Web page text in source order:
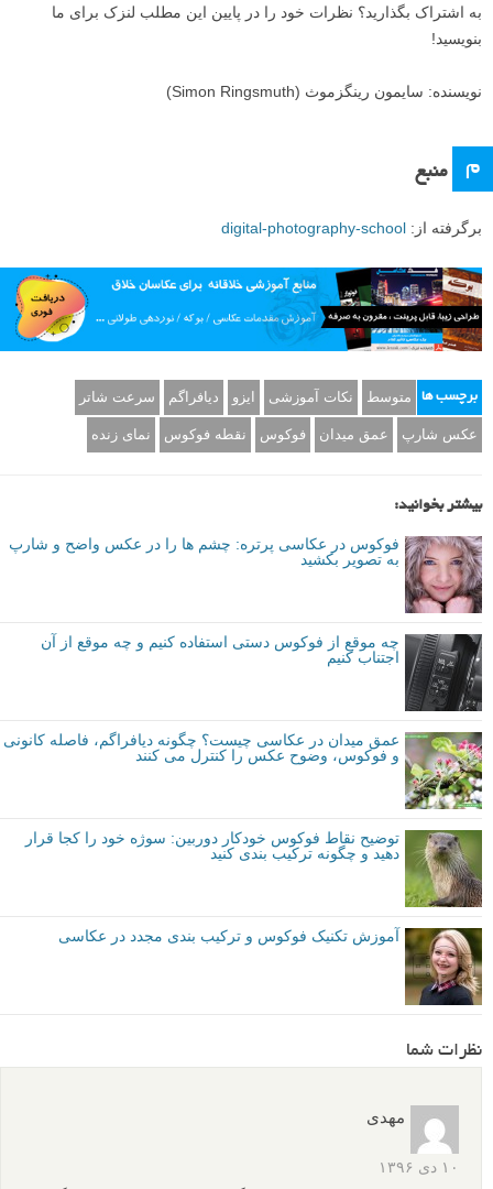
به اشتراک بگذارید؟ نظرات خود را در پایین این مطلب لنزک برای ما
بنویسید!
نویسنده: سایمون رینگزموث (Simon Ringsmuth)
م منبع
برگرفته از:
برچسب ها متوسط نکات آموزشی ایزو دیافراگم سرعت شاتر
عکس شارپ عمق میدان فوکوس نقطه فوکوس نمای زنده
بیشتر بخوانید:
فوکوس در عکاسی پرتره: چشم ها را در عکس واضح و شارپ
به تصویر بکشید
چه موقع از فوکوس دستی استفاده کنیم و چه موقع از آن
اجتناب کنیم
عمق میدان در عکاسی چیست؟ چگونه دیافراگم، فاصله کانونی
و فوکوس، وضوح عکس را کنترل می کنند
توضیح نقاط فوکوس خودکار دوربین: سوژه خود را کجا قرار
دهید و چگونه ترکیب بندی کنید
آموزش تکنیک فوکوس و ترکیب بندی مجدد در عکاسی
نظرات شما
مهدی
۱۰ دی ۱۳۹۶